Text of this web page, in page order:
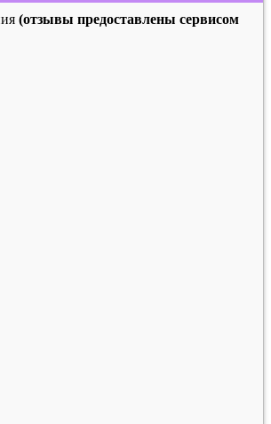
(отзывы предоставлены сервисом